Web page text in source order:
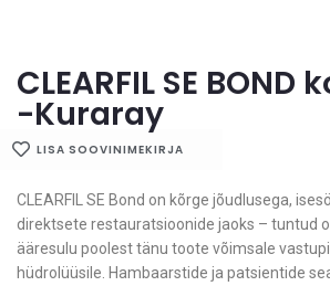
CLEARFIL SE
-Kuraray
LISA SOOVINIMEKIRJA
CLEARFIL SE Bond on kõrge jõudlusega,
direktsete restauratsioonide jaoks – tuntud
ääresulu poolest tänu toote võimsale
hüdrolüüsile. Hambaarstide ja patsientide